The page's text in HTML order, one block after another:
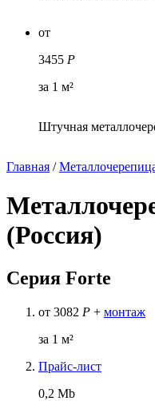
от
3455 Р
за 1 м²
Штучная
Главная /
(Россия)
Серия Forte
от 3082 Р + монтаж
за 1 м²
Прайс-лист
0,2 Mb